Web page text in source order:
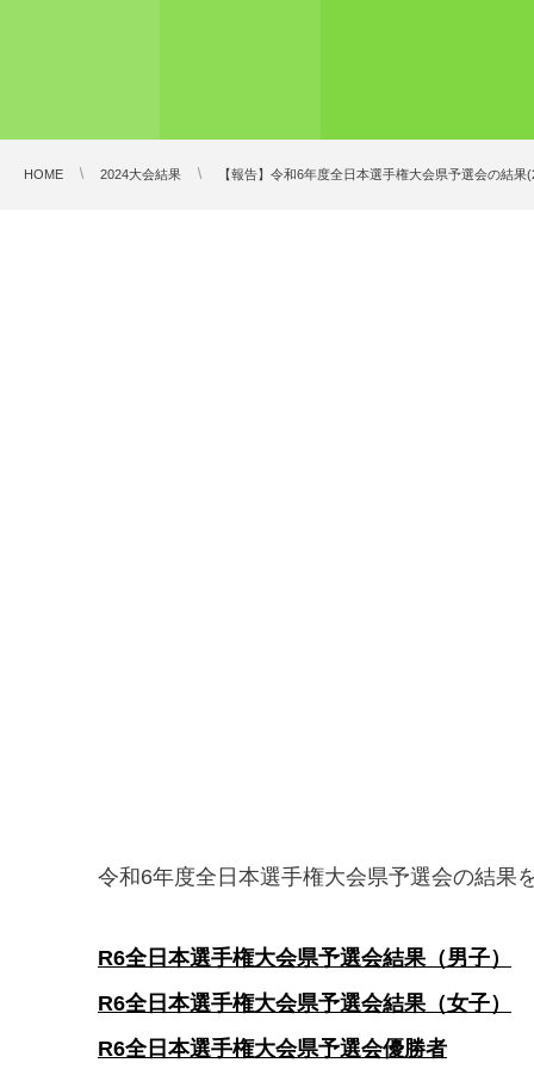
HOME 2024大会結果 【報告】令和6年度全日本選手権大会県予選会の結果
令和6年度全日本選手権大会県予選会の結果
R6全日本選手権大会県予選会結果（男子）
R6全日本選手権大会県予選会結果（女子）
R6全日本選手権大会県予選会優勝者